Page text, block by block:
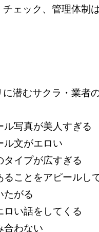
チェック、管理体制
に潜むサクラ・業者
ル写真が美人すぎる
ル文がエロい
タイプが広すぎる
ることをアピールし
たがる
ロい話をしてくる
合わない